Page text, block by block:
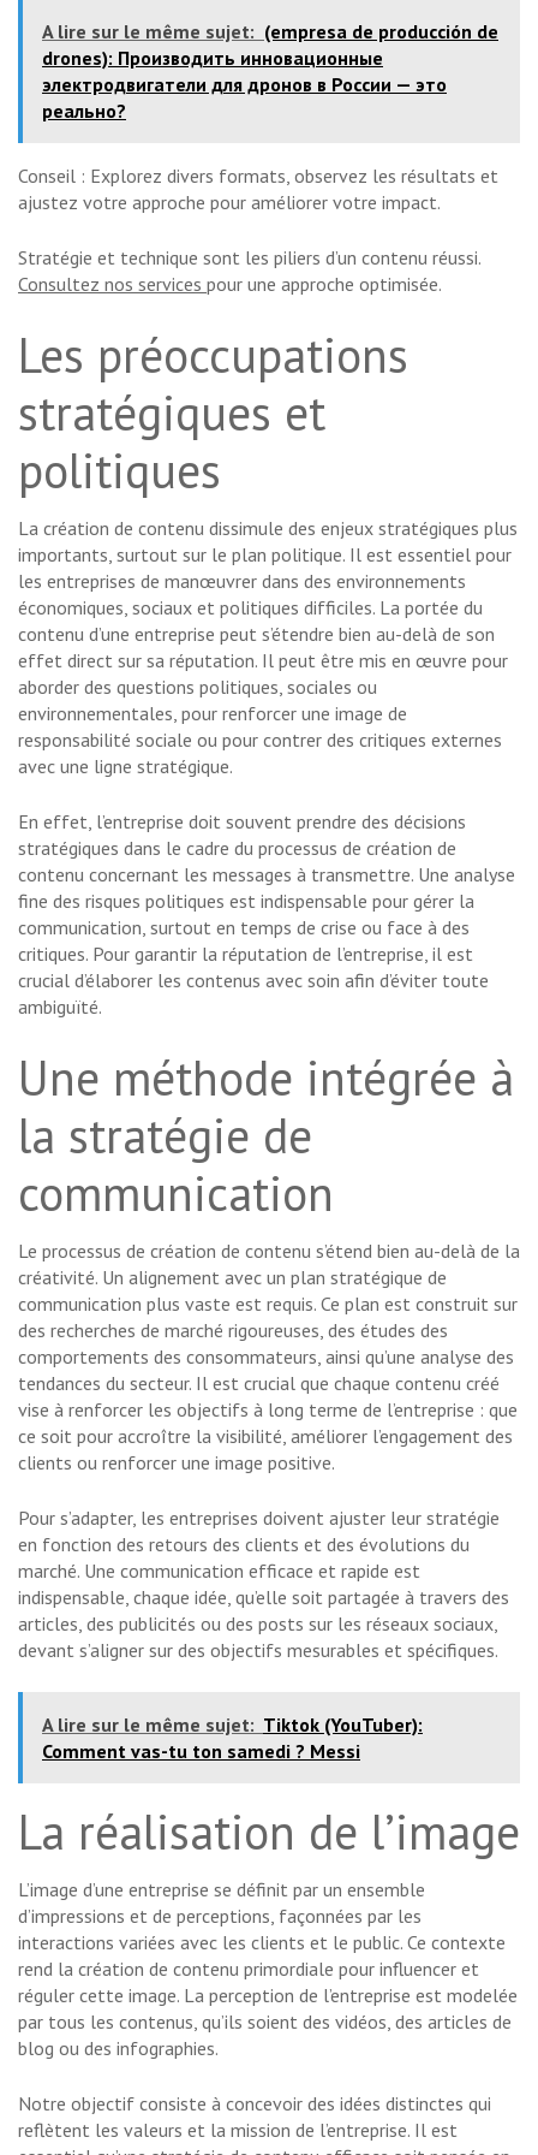
A lire sur le même sujet: (empresa de producción de
drones): Производить инновационные
электродвигатели для дронов в России — это
реально?
Conseil : Explorez divers formats, observez les résultats et
ajustez votre approche pour améliorer votre impact.
Stratégie et technique sont les piliers d’un contenu réussi.
Consultez nos services pour une approche optimisée.
Les préoccupations
stratégiques et
politiques
La création de contenu dissimule des enjeux stratégiques plus
importants, surtout sur le plan politique. Il est essentiel pour
les entreprises de manœuvrer dans des environnements
économiques, sociaux et politiques difficiles. La portée du
contenu d’une entreprise peut s’étendre bien au-delà de son
effet direct sur sa réputation. Il peut être mis en œuvre pour
aborder des questions politiques, sociales ou
environnementales, pour renforcer une image de
responsabilité sociale ou pour contrer des critiques externes
avec une ligne stratégique.
En effet, l’entreprise doit souvent prendre des décisions
stratégiques dans le cadre du processus de création de
contenu concernant les messages à transmettre. Une analyse
fine des risques politiques est indispensable pour gérer la
communication, surtout en temps de crise ou face à des
critiques. Pour garantir la réputation de l’entreprise, il est
crucial d’élaborer les contenus avec soin afin d’éviter toute
ambiguïté.
Une méthode intégrée à
la stratégie de
communication
Le processus de création de contenu s’étend bien au-delà de la
créativité. Un alignement avec un plan stratégique de
communication plus vaste est requis. Ce plan est construit sur
des recherches de marché rigoureuses, des études des
comportements des consommateurs, ainsi qu’une analyse des
tendances du secteur. Il est crucial que chaque contenu créé
vise à renforcer les objectifs à long terme de l’entreprise : que
ce soit pour accroître la visibilité, améliorer l’engagement des
clients ou renforcer une image positive.
Pour s’adapter, les entreprises doivent ajuster leur stratégie
en fonction des retours des clients et des évolutions du
marché. Une communication efficace et rapide est
indispensable, chaque idée, qu’elle soit partagée à travers des
articles, des publicités ou des posts sur les réseaux sociaux,
devant s’aligner sur des objectifs mesurables et spécifiques.
A lire sur le même sujet: Tiktok (YouTuber):
Comment vas-tu ton samedi ? Messi
La réalisation de l’image
L’image d’une entreprise se définit par un ensemble
d’impressions et de perceptions, façonnées par les
interactions variées avec les clients et le public. Ce contexte
rend la création de contenu primordiale pour influencer et
réguler cette image. La perception de l’entreprise est modelée
par tous les contenus, qu’ils soient des vidéos, des articles de
blog ou des infographies.
Notre objectif consiste à concevoir des idées distinctes qui
reflètent les valeurs et la mission de l’entreprise. Il est